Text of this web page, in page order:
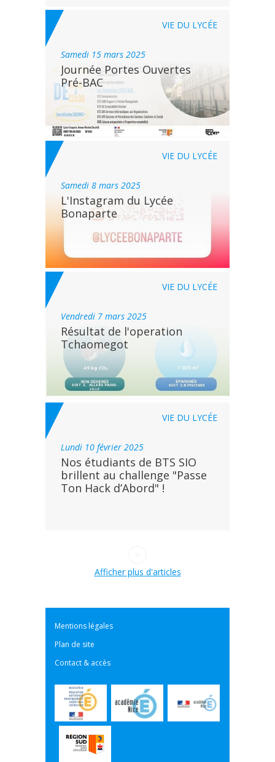
VIE DU LYCÉE
samedi 15 mars 2025
Journée Portes Ouvertes
Pré-BAC
VIE DU LYCÉE
samedi 8 mars 2025
L'Instagram du Lycée
Bonaparte
VIE DU LYCÉE
vendredi 7 mars 2025
Résultat de l'operation
Tchaomegot
VIE DU LYCÉE
lundi 10 février 2025
Nos étudiants de BTS SIO
brillent au challenge "Passe
Ton Hack d’Abord" !
Afficher plus d'articles
Mentions légales
Plan de site
Contact & accès